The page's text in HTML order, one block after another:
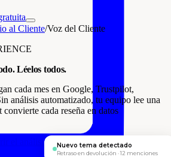
al Cliente/Voz del Cliente
Léelos todos.
cada mes en Google, Trustpilot,
análisis automatizado, tu equipo lee una
cada reseña en datos
el análisis de sentimiento
Nuevo tema detectado
Retraso en devolución · 12 menciones